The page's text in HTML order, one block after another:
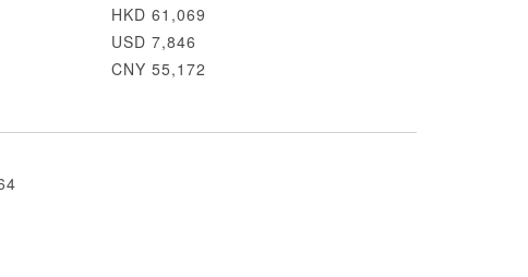
HKD 61,069
USD 7,846
CNY 55,172